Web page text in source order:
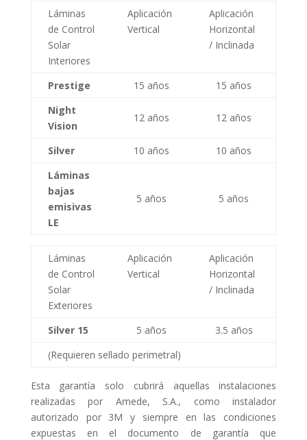
Láminas
de Control
Solar
Interiores
Aplicación
Vertical
Aplicación
Horizontal
/ Inclinada
Prestige 15 años
15 años
Night
Vision
12 años 12 años
Silver 10 años
10 años
Láminas
bajas
emisivas
LE
5 años 5 años
(Requieren sellado perimetral)
Láminas
de Control
Solar
Exteriores
Aplicación
Vertical
Aplicación
Horizontal
/ Inclinada
Silver 15 5 años 3.5 años
Esta garantía solo cubrirá aquellas instalaciones
realizadas por Amede, S.A., como instalador
autorizado por 3M y siempre en las condiciones
expuestas en el documento de garantía que